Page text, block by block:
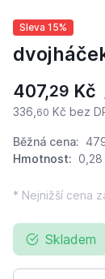
Sleva 15%
407,29 Kč
336, 60 Kč bez
Běžná cena:
Hmotnost: 0,28
* Nejnižší cena
Skladem